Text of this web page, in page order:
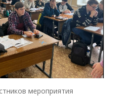
мероприятия